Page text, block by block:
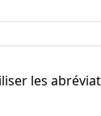
les